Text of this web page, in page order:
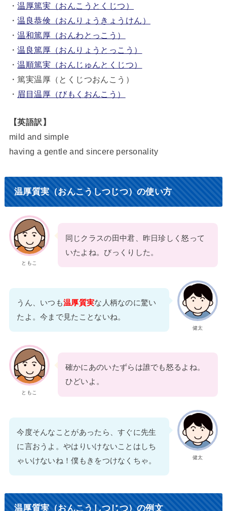
・温厚篤実（おんこうとくじつ）
・温良恭倹（おんりょうきょうけん）
・温和篤厚（おんわとっこう）
・温良篤厚（おんりょうとっこう）
・温順篤実（おんじゅんとくじつ）
・篤実温厚（とくじつおんこう）
・ 眉目温厚（びもくおんこう）
【英語訳】
mild and simple
having a gentle and sincere personality
温厚質実（おんこうしつじつ）の使い方
ともこ
同じクラスの田中君、昨日珍しく怒って
いたよね。びっくりした。
健太
うん、いつも温厚質実な人柄なのに驚い
たよ。今まで見たことないね。
ともこ
確かにあのいたずらは誰でも怒るよね。
ひどいよ。
健太
今度そんなことがあったら、すぐに先生
に言おうよ。やはりいけないことはしち
ゃいけないね！僕もきをつけなくちゃ。
温厚質実（おんこうしつじつ）の例文